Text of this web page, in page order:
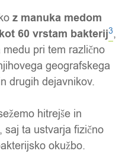
z manuka medom
60 vrstam bakterij3,
pri tem različno
geografskega
drugih dejavnikov.
hitrejše in
, saj ta ustvarja fizično
okužbo.